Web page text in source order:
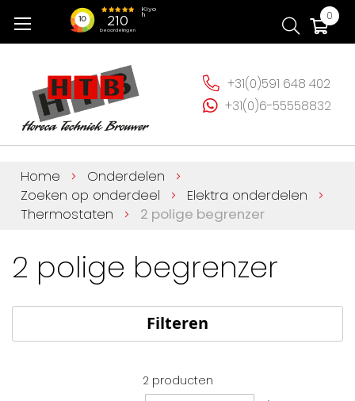
naar
0
+31(0)591 648 402
+31(0)6-55558832
Home
Onderdelen
Zoeken op onderdeel
Elektra onderdelen
Thermostaten
2 polige begrenzer
2 polige begrenzer
Filteren
2producten